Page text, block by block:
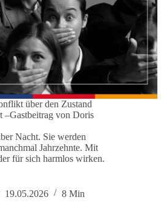
über den Zustand
–Gastbeitrag von Doris
Nacht. Sie werden
Jahrzehnte. Mit
für sich harmlos wirken.
19.05.2026 8 Min